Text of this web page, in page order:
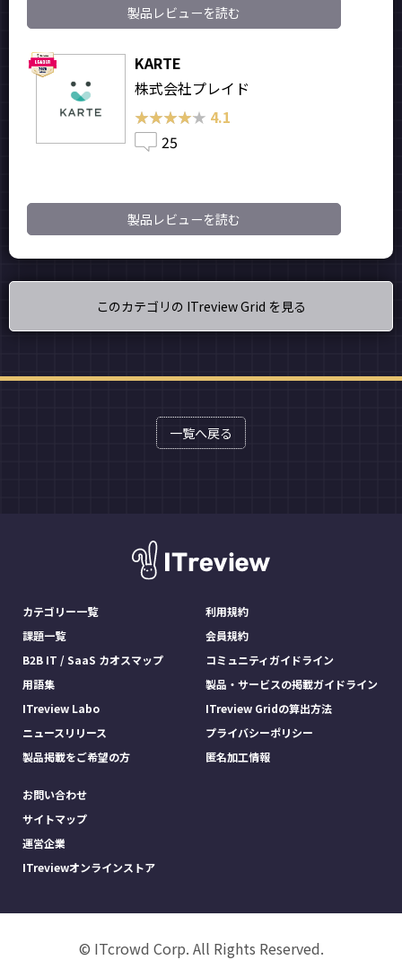
製品レビューを読む
KARTE
株式会社プレイド
★★★★★
★★★★★ 4.1
25
製品レビューを読む
このカテゴリの ITreview Grid を見る
一覧へ戻る
カテゴリー一覧
課題一覧
B2B IT / SaaS カオスマップ
用語集
ITreview Labo
ニュースリリース
製品掲載をご希望の方
利用規約
会員規約
コミュニティガイドライン
製品・サービスの掲載ガイドライン
ITreview Gridの算出方法
プライバシーポリシー
匿名加工情報
お問い合わせ
サイトマップ
運営企業
ITreviewオンラインストア
© ITcrowd Corp. All Rights Reserved.